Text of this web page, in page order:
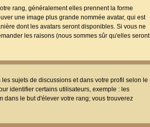
rang, généralement elles prennent la forme
une image plus grande nommée avatar, qui est
dont les avatars seront disponibles. Si vous ne
les raisons (nous sommes sûr qu'elles seront
sujets de discussions et dans votre profil selon le
identifier certains utilisateurs, exemple : les
dans le but d'élever votre rang; vous trouverez